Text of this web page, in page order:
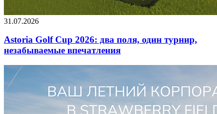
31.07.2026
Astoria Golf Cup 2026: два поля, один турнир,
незабываемые впечатления